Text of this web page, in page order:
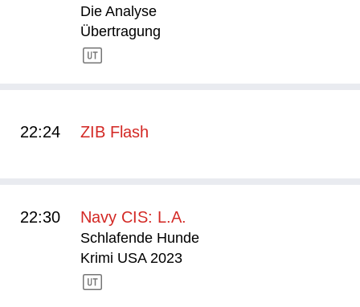
Die Analyse
Übertragung
22:24 ZIB Flash
22:30 Navy CIS: L.A.
Schlafende Hunde
Krimi USA 2023